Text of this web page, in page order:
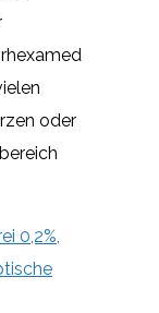
oder
0,2%,